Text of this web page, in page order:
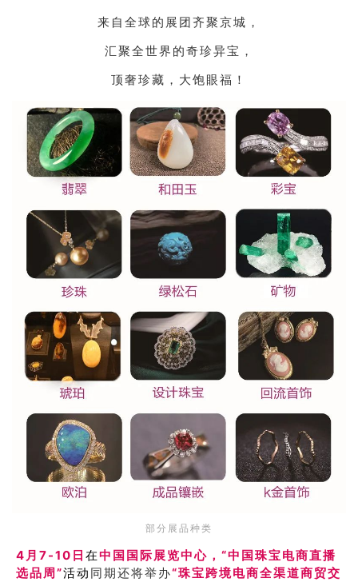
来自全球的展团齐聚京城，
汇聚全世界的奇珍异宝，
顶奢珍藏，大饱眼福！
部分展品种类
4月7-10日 在中国国际展览中心，“中国珠宝电商直播
选品周”活动 同期还将举办“珠宝跨境电商全渠道商贸交